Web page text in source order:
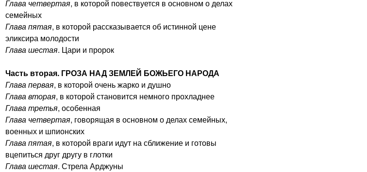
Глава четвертая, в которой повествуется в основном о делах
семейных
Глава пятая, в которой рассказывается об истинной цене
эликсира молодости
Глава шестая. Цари и пророк
Часть вторая. ГРОЗА НАД ЗЕМЛЕЙ БОЖЬЕГО НАРОДА
Глава первая, в которой очень жарко и душно
Глава вторая, в которой становится немного прохладнее
Глава третья, особенная
Глава четвертая, говорящая в основном о делах семейных,
военных и шпионских
Глава пятая, в которой враги идут на сближение и готовы
вцепиться друг другу в глотки
Глава шестая. Стрела Арджуны